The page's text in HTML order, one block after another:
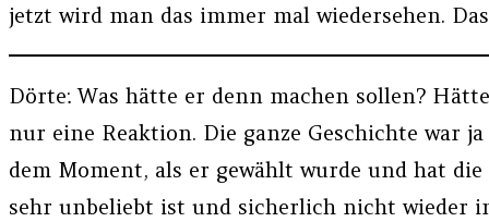
jetzt wird man das immer mal wiedersehen.
Dörte: Was hätte er denn machen sollen?
nur eine Reaktion. Die ganze Geschichte war
dem Moment, als er gewählt wurde und hat
sehr unbeliebt ist und sicherlich nicht wieder